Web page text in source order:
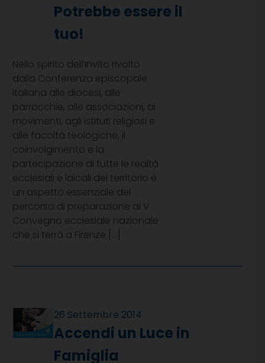
Potrebbe essere il
tuo!
Nello spirito dell’Invito rivolto
dalla Conferenza episcopale
italiana alle diocesi, alle
parrocchie, alle associazioni, ai
movimenti, agli istituti religiosi e
alle facoltà teologiche, il
coinvolgimento e la
partecipazione di tutte le realtà
ecclesiali e laicali del territorio è
un aspetto essenziale del
percorso di preparazione al V
Convegno ecclesiale nazionale
che si terrà a Firenze […]
26 Settembre 2014
Accendi un Luce in
Famiglia